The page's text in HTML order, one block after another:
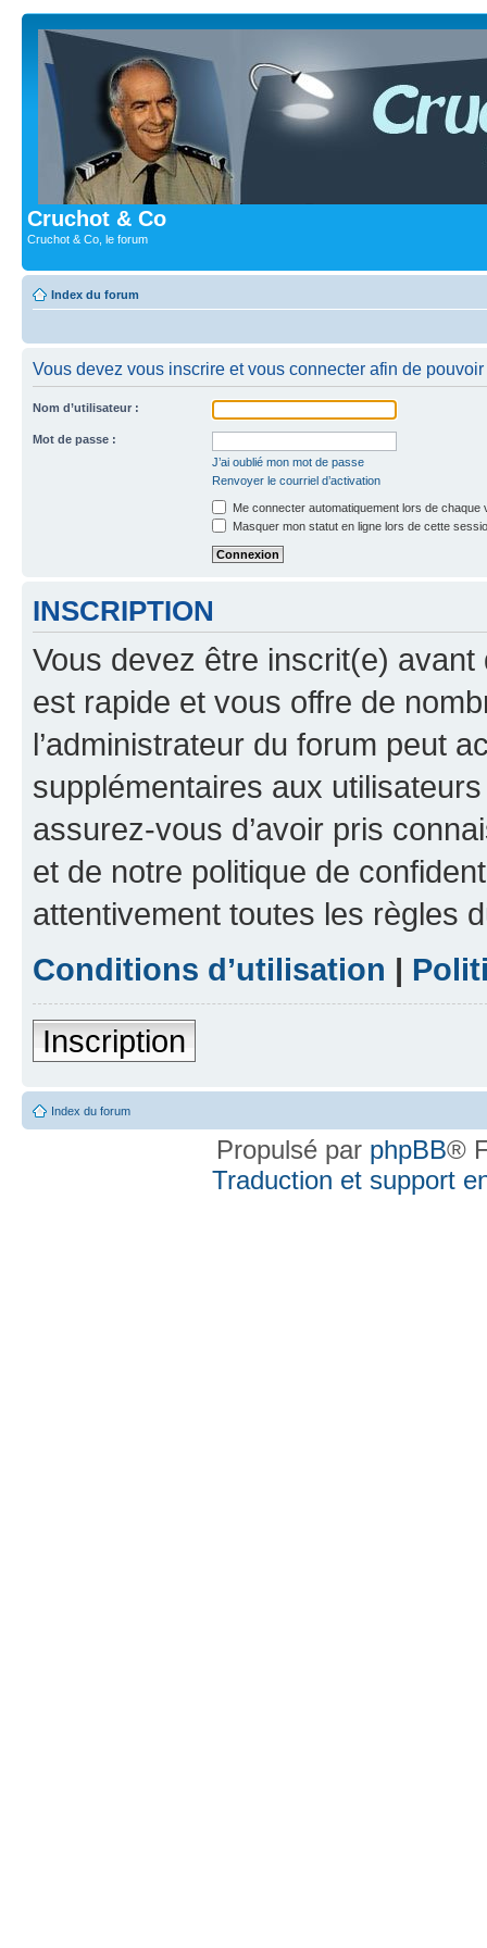
Cruchot & Co
Cruchot & Co, le forum
Index du forum
Vous devez vous inscrire et vous connecter afin de
Nom d’utilisateur :
Mot de passe :
J’ai oublié mon mot de passe
Renvoyer le courriel d’activation
Me connecter automatiquement lors de chaque
Masquer mon statut en ligne lors de cette
INSCRIPTION
Vous devez être inscrit(e) avant
est rapide et vous offre de
l’administrateur du forum peut
supplémentaires aux
assurez-vous d’avoir pris
et de notre politique de
attentivement toutes les règles
Conditions d’utilisation |
Inscription
Index du forum
Propulsé par phpBB®
Traduction et support